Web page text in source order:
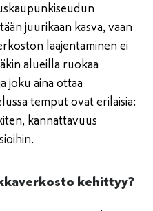
juurikaan kasva, vaan
laajentaminen ei
alueilla ruokaa
joku aina ottaa
temput ovat erilaisia:
kannattavuus
kehittyy?